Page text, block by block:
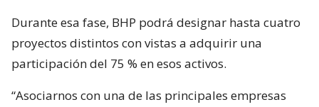
Durante esa fase, BHP podrá designar hasta cuatro
proyectos distintos con vistas a adquirir una
participación del 75 % en esos activos.
“Asociarnos con una de las principales empresas